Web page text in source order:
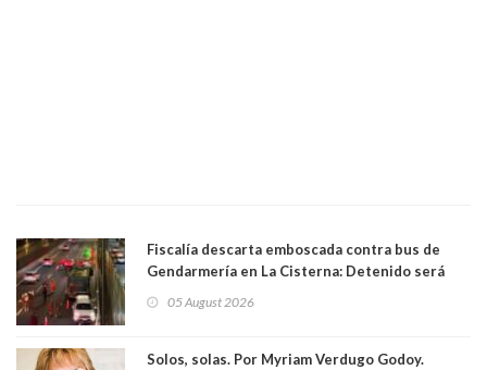
Fiscalía descarta emboscada contra bus de
Gendarmería en La Cisterna: Detenido será
05 August 2026
Solos, solas. Por Myriam Verdugo Godoy.